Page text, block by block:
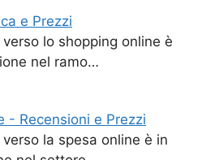
e Prezzi
lo shopping online è
nel ramo…
- Recensioni e Prezzi
la spesa online è in